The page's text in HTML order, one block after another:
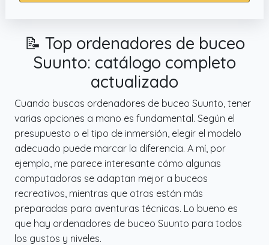
📝 Top ordenadores de buceo
Suunto: catálogo completo
actualizado
Cuando buscas ordenadores de buceo Suunto, tener
varias opciones a mano es fundamental. Según el
presupuesto o el tipo de inmersión, elegir el modelo
adecuado puede marcar la diferencia. A mí, por
ejemplo, me parece interesante cómo algunas
computadoras se adaptan mejor a buceos
recreativos, mientras que otras están más
preparadas para aventuras técnicas. Lo bueno es
que hay ordenadores de buceo Suunto para todos
los gustos y niveles.